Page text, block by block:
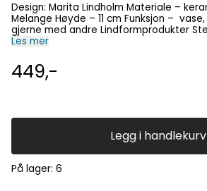
Design: Marita Lindholm Materiale – keramikk Glasur – Green
Melange Høyde – 11 cm Funksjon – vase, dekor. Kombiner
gjerne med andre Lindformprodukter Stemning / bruk –
Les mer
449,-
Legg i handlekurv
På lager: 6